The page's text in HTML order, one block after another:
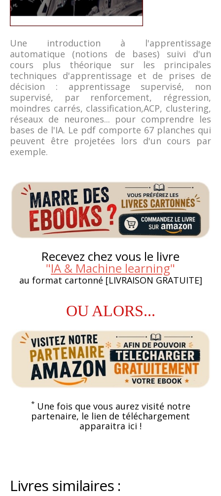
Une introduction à l'apprentissage
automatique (notions de bases) suivi d'un
cours plus théorique sur les principales
techniques d'apprentissage et de prises de
décision : apprentissage supervisé, non
supervisé, par renforcement, régression,
moindres carrés, classification,ACP, clustering,
réseaux de neurones... pour comprendre les
bases de l'IA. Le pdf comporte 67 planches qui
peuvent être projetées lors d'un cours par
exemple.
Recevez chez vous le livre
"IA & Machine learning"
au format cartonné [LIVRAISON GRATUITE]
OU ALORS...
*Une fois que vous aurez visité notre
partenaire, le lien de téléchargement
apparaitra ici !
Livres similaires :